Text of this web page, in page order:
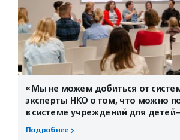
«Мы не можем добиться от
эксперты НКО о том, что можно
в системе учреждений для
Подробнее